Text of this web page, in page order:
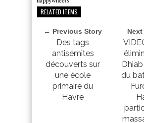
RELATED ITEMS
← Previous Story
Des tags
antisémites
découverts sur
une école
primaire du
Havre
du